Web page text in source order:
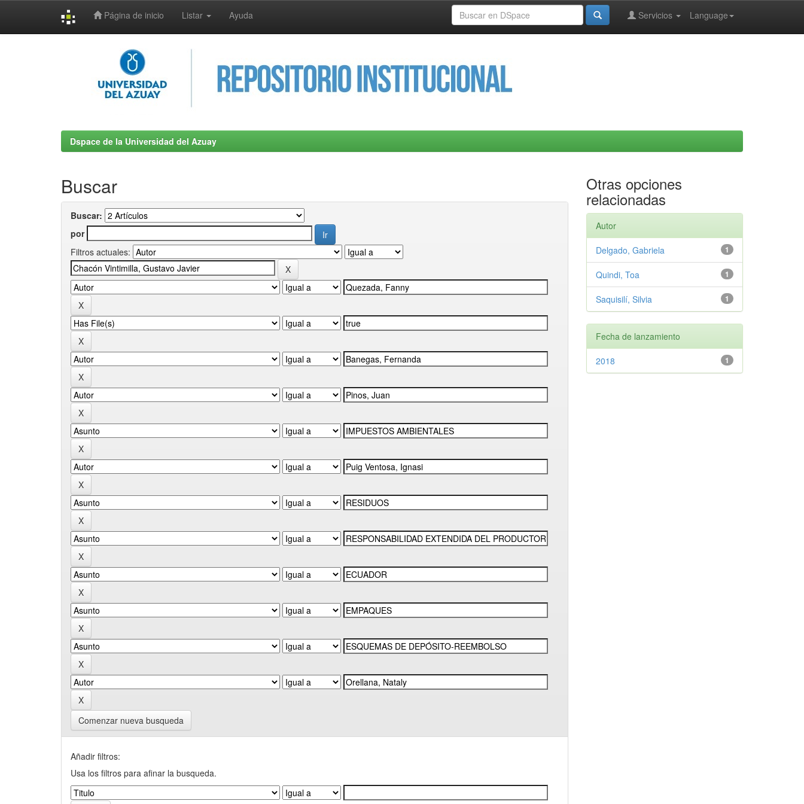
Página de inicio Listar Ayuda Language
Servicios
Dspace de la Universidad del Azuay
Buscar
Buscar:
por
Filtros actuales:
Comenzar nueva busqueda
Añadir filtros:
Usa los filtros para afinar la busqueda.
Otras opciones
relacionadas
Autor
1
Delgado, Gabriela
1
Quindi, Toa
1
Saquisilí, Silvia
Fecha de lanzamiento
1
2018